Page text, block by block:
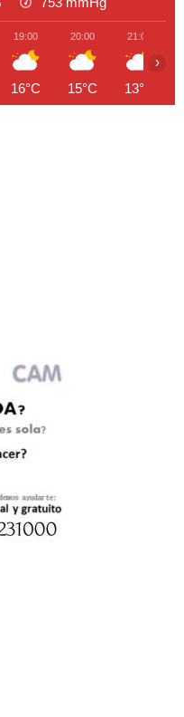
19:00
16°C
20:00
15°C
21:00
13°C
›